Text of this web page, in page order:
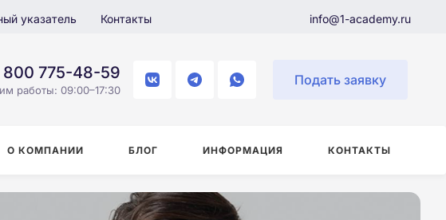
указатель Контакты info@1-academy.ru
800 775-48-59
работы: 09:00–17:30
Подать заявку
О КОМПАНИИ БЛОГ ИНФОРМАЦИЯ КОНТАКТЫ